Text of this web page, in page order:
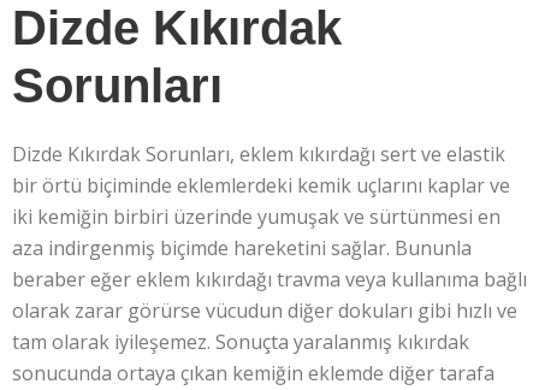
Dizde Kıkırdak
Sorunları
Dizde Kıkırdak Sorunları, eklem kıkırdağı sert ve elastik
bir örtü biçiminde eklemlerdeki kemik uçlarını kaplar ve
iki kemiğin birbiri üzerinde yumuşak ve sürtünmesi en
aza indirgenmiş biçimde hareketini sağlar. Bununla
beraber eğer eklem kıkırdağı travma veya kullanıma bağlı
olarak zarar görürse vücudun diğer dokuları gibi hızlı ve
tam olarak iyileşemez. Sonuçta yaralanmış kıkırdak
sonucunda ortaya çıkan kemiğin eklemde diğer tarafa